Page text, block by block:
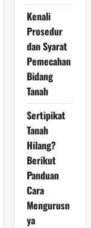
Kenali
Prosedur
dan Syarat
Pemecahan
Bidang
Tanah
Sertipikat
Tanah
Hilang?
Berikut
Panduan
Cara
Mengurusn
ya